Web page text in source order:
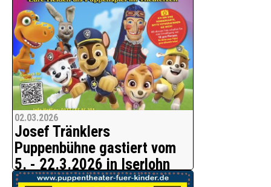
Zart, weich, sinnlich, voll, saftig.
Schmal, bestimmend, energisch,
fordernd. Verletzlich, sensibel,
gefühlvoll, zärtlich. Sind einige
Attribute von i
02.03.2026
Josef Tränklers
Puppenbühne gastiert vom
5. - 22.3.2026 in Iserlohn
Interessante und lustige Geschichten